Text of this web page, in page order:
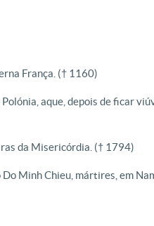
França. († 1160)
aque, depois de ficar
da Misericórdia. († 1794)
Minh Chieu, mártires, em